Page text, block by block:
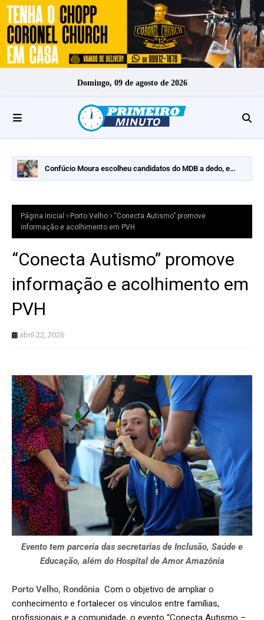
Domingo, 09 de agosto de 2026
Confúcio Moura escolheu candidatos do MDB a dedo, e
Página inicial Porto Velho
“Conecta Autismo” promove
informação e acolhimento em PVH
“Conecta Autismo” promove
informação e acolhimento em
PVH
abril 22, 2026
Evento tem parceria das secretarias de Inclusão, Saúde e
Educação, além do Hospital de Amor Amazônia
Porto Velho, Rondônia Com o objetivo de ampliar o
conhecimento e fortalecer os vínculos entre famílias,
profissionais e a comunidade, o evento “Conecta Autismo –